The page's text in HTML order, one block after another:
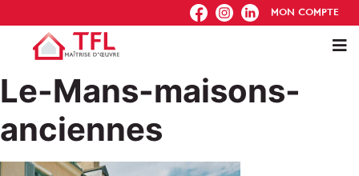
FB IG IN MON COMPTE
Le-Mans-maisons-
anciennes